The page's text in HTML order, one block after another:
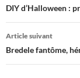
des
articles
DIY d’Halloween :
Article suivant
Bredele fantôme,